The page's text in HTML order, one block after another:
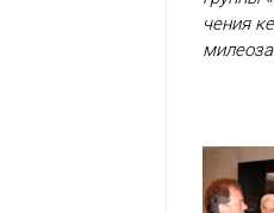
чения